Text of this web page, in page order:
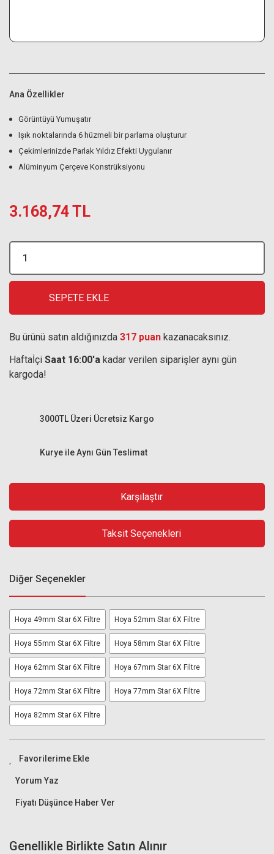
Ana Özellikler
Görüntüyü Yumuşatır
Işık noktalarında 6 hüzmeli bir parlama oluşturur
Çekimlerinizde Parlak Yıldız Efekti Uygulanır
Alüminyum Çerçeve Konstrüksiyonu
3.168,74 TL
SEPETE EKLE
Bu ürünü satın aldığınızda 317 puan kazanacaksınız.
Haftaİçi Saat 16:00'a kadar verilen siparişler aynı gün
kargoda!
Kurye ile Aynı Gün Teslimat
3000TL Üzeri Ücretsiz Kargo
Karşılaştır
Taksit Seçenekleri
Diğer Seçenekler
Hoya 49mm Star 6X Filtre Hoya 52mm Star 6X Filtre
Hoya 55mm Star 6X Filtre Hoya 58mm Star 6X Filtre
Hoya 62mm Star 6X Filtre Hoya 67mm Star 6X Filtre
Hoya 72mm Star 6X Filtre Hoya 77mm Star 6X Filtre
Hoya 82mm Star 6X Filtre
Yorum Yaz
Fiyatı Düşünce Haber Ver
Genellikle Birlikte Satın Alınır